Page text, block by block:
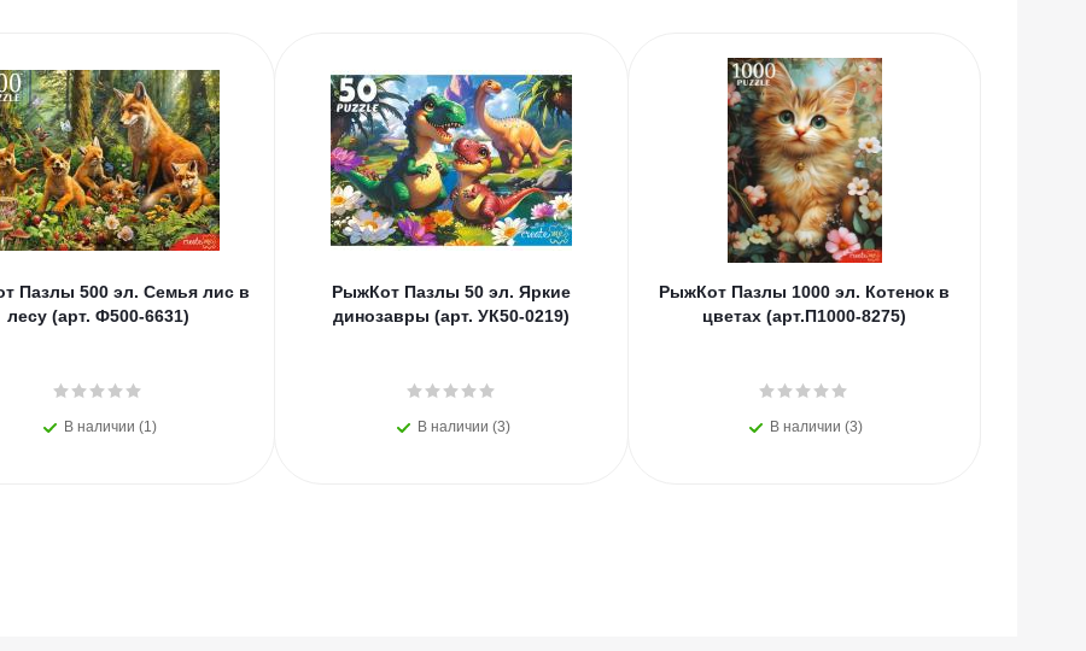
Пазлы 500 эл. Семья лис в
лесу (арт. Ф500-6631)
В наличии (1)
РыжКот Пазлы 50 эл. Яркие
динозавры (арт. УК50-0219)
В наличии (3)
РыжКот Пазлы 1000 эл. Котенок в
цветах (арт.П1000-8275)
В наличии (3)